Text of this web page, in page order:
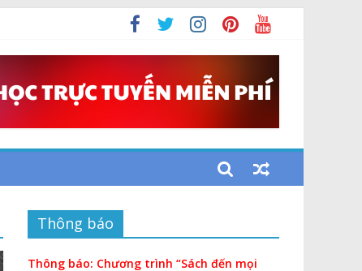
Thông báo
Thông báo: Chương trình “Sách đến mọi